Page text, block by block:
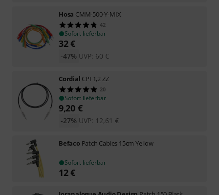
Hosa CMM-500-Y-MIX
42
Sofort lieferbar
32€
UVP: 60 €
-47%
Cordial CPI 1,2 ZZ
20
Sofort lieferbar
9,20 €
UVP: 12,61 €
-27%
Befaco Patch Cables 15cm Yellow
Sofort lieferbar
12€